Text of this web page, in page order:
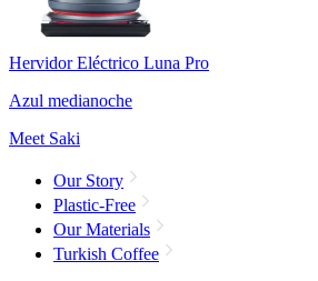
Hervidor Eléctrico Luna Pro
Azul medianoche
Meet Saki
Our Story
Plastic-Free
Our Materials
Turkish Coffee